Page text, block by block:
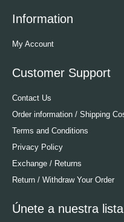
Information
My Account
Customer Support
Contact Us
Order information / Shipping
Terms and Conditions
Privacy Policy
Exchange / Returns
Return / Withdraw Your Order
Únete a nuestra